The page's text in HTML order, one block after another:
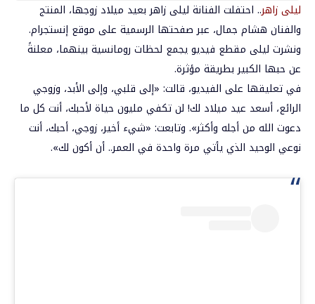
ليلى زاهر.. احتفلت الفنانة ليلى زاهربعيد ميلاد زوجها، المنتج
والفنان هشام جمال، عبر صفحتها الرسمية على موقع إنستجرام.
ونشرت ليلى مقطع فيديو يجمع لحظات رومانسية بينهما، معلنةً
عن حبها الكبير بطريقة مؤثرة.
في تعليقها على الفيديو، قالت: «إلى قلبي، وإلى الأبد، وزوجي
الرائع، أسعد عيد ميلاد لك! لن تكفي مليون حياة لأحبك، أنت كل ما
دعوت الله من أجله وأكثر». وتابعت: «شيء أخير، زوجي، أحبك، أنت
نوعي الوحيد الذي يأتي مرة واحدة في العمر.. أن أكون لك».